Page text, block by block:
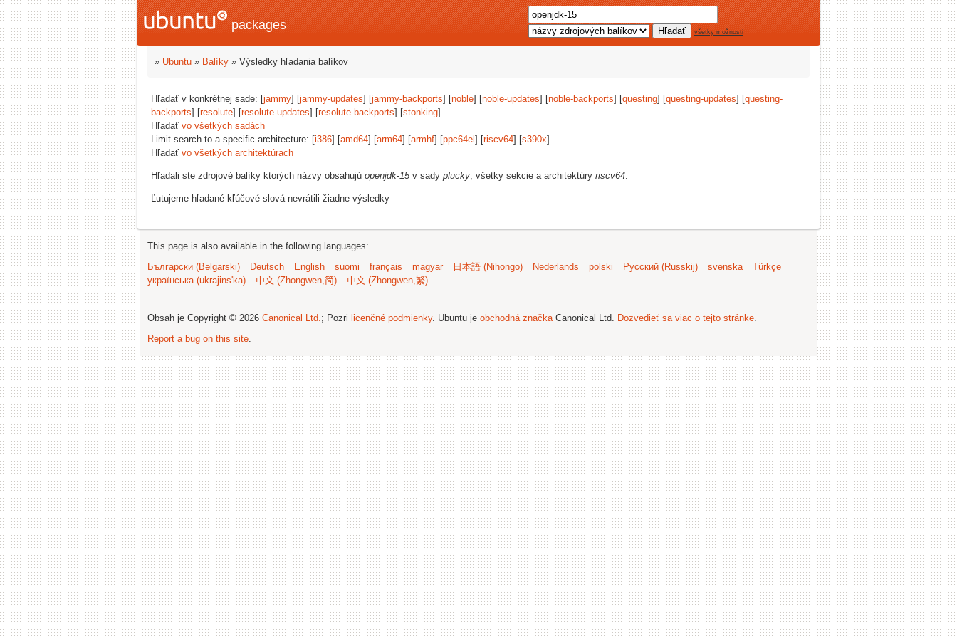
packages všetky možnosti
» Ubuntu » Balíky » Výsledky hľadania balíkov
Hľadať v konkrétnej sade: [jammy] [jammy-updates] [jammy-backports] [noble] [noble-updates] [noble-backports] [questing] [questing-updates] [questing-
backports] [resolute] [resolute-updates] [resolute-backports] [stonking]
Hľadať vo všetkých sadách
Limit search to a specific architecture: [i386] [amd64] [arm64] [armhf] [ppc64el ] [riscv64] [s390x]
Hľadať vo všetkých architektúrach
Hľadali ste zdrojové balíky ktorých názvy obsahujú openjdk-15v sady plucky, všetky sekcie a architektúry riscv64.
Ľutujeme hľadané kľúčové slová nevrátili žiadne výsledky
This page is also available in the following languages:
Български (Bəlgarski)
Deutsch English suomi français magyar 日本語 (Nihongo) Nederlands polski Русский (Russkij) svenska
Türkçe
українська (ukrajins'ka)
中文 (Zhongwen,简) 中文 (Zhongwen,繁)
Obsah je Copyright © 2026 Canonical Ltd.; Pozri licenčné podmienky. Ubuntu je obchodná značkaCanonical Ltd. Dozvedieť sa viac o tejto stránke.
Report a bug on this site.